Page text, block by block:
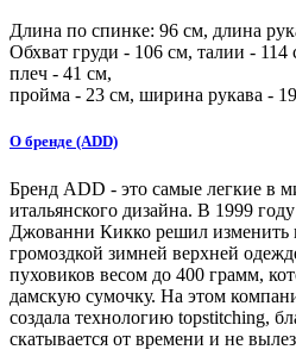
Длина по спинке: 96 см, длина
Обхват груди - 106 см, талии - 114
плеч - 41 см,
пройма - 23 см, ширина рукава -
О бренде (ADD)
Бренд ADD - это самые легкие в
итальянского дизайна. В 1999
Джованни Кикко решил изменить
громоздкой зимней верхней
пуховиков весом до 400 грамм,
дамскую сумочку. На этом
создала технологию topstitching,
скатывается от времени и не